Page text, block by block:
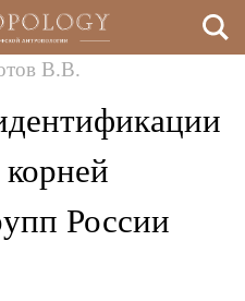
В.В.
России